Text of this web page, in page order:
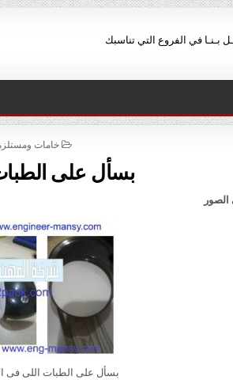
بـنـا في الفروع التي تناسبك
POSTED
خامات
بسأل على
بسأل على الطبات اللى فى